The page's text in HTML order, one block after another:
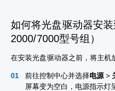
如何将光盘驱动器安
2000/7000型号组）
在安装光盘驱动器之前，将主机
前往控制中心并选择电源 >
屏幕变为空白，电源指示灯